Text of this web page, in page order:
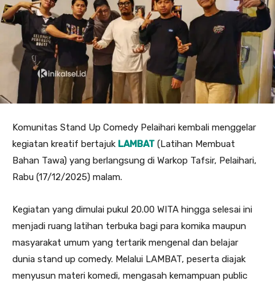
Komunitas Stand Up Comedy Pelaihari kembali menggelar
kegiatan kreatif bertajuk LAMBAT (Latihan Membuat
Bahan Tawa) yang berlangsung di Warkop Tafsir, Pelaihari,
Rabu (17/12/2025) malam.
Kegiatan yang dimulai pukul 20.00 WITA hingga selesai ini
menjadi ruang latihan terbuka bagi para komika maupun
masyarakat umum yang tertarik mengenal dan belajar
dunia stand up comedy. Melalui LAMBAT, peserta diajak
menyusun materi komedi, mengasah kemampuan public